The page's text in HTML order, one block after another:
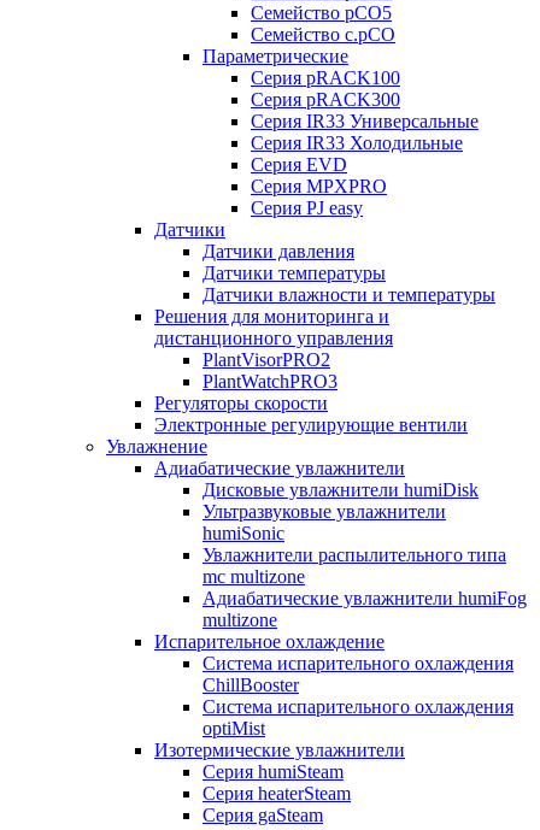
Семейство pCO5
Семейство c.pCO
Параметрические
Серия pRACK100
Серия pRACK300
Серия IR33 Универсальные
Серия IR33 Холодильные
Серия EVD
Серия MPXPRO
Серия PJ easy
Датчики
Датчики давления
Датчики температуры
Датчики влажности и температуры
Решения для мониторинга и
дистанционного управления
PlantVisorPRO2
PlantWatchPRO3
Регуляторы скорости
Электронные регулирующие вентили
Увлажнение
Адиабатические увлажнители
Дисковые увлажнители humiDisk
Ультразвуковые увлажнители
humiSonic
Увлажнители распылительного типа
mc multizone
Адиабатические увлажнители humiFog
multizone
Испарительное охлаждение
Система испарительного охлаждения
ChillBooster
Система испарительного охлаждения
optiMist
Изотермические увлажнители
Серия humiSteam
Серия heaterSteam
Серия gaSteam